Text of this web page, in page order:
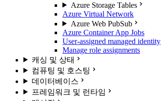
Azure Storage Tables
Azure Virtual Network
Azure Web PubSub
Azure Container App Jobs
User-assigned managed identity
Manage role assignments
캐싱 및 상태
컴퓨팅 및 호스팅
데이터베이스
프레임워크 및 런타임